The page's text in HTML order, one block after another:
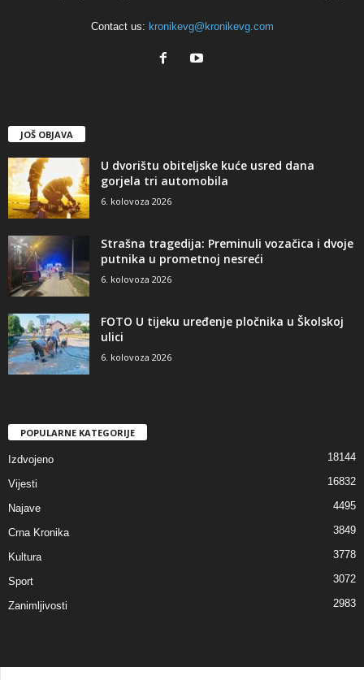
Contact us: kronikevg@kronikevg.com
JOŠ OBJAVA
U dvorištu obiteljske kuće usred dana
gorjela tri automobila
6. kolovoza 2026
Strašna tragedija: Preminuli vozačica i dvoje
putnika u prometnoj nesreći
6. kolovoza 2026
FOTO U tijeku uređenje pločnika u Školskoj
ulici
6. kolovoza 2026
POPULARNE KATEGORIJE
Izdvojeno 18144
Vijesti 16832
Najave 4495
Crna Kronika 3849
Kultura 3778
Sport 3072
Zanimljivosti 2983